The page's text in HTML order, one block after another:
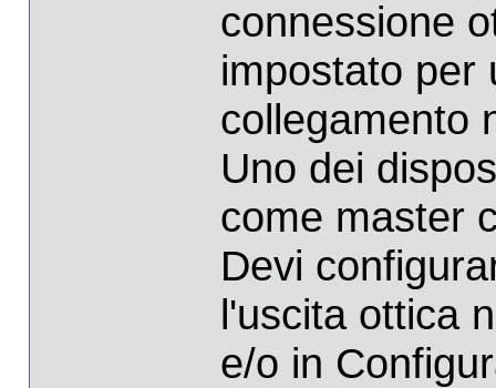
connessione
impostato per
collegamento
Uno dei
come master
Devi
l'uscita ottica
e/o in